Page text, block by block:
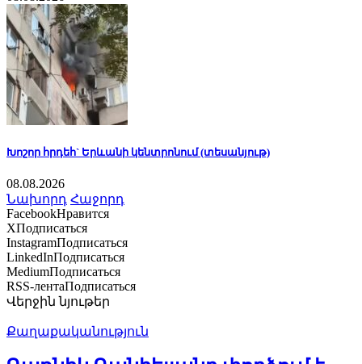
Խոշոր հրդեհ` Երևանի կենտրոնում (տեսանյութ)
08.08.2026
Նախորդ Հաջորդ
FacebookНравится
XПодписаться
InstagramПодписаться
LinkedInПодписаться
MediumПодписаться
RSS-лентаПодписаться
Վերջին նյութեր
Քաղաքականություն